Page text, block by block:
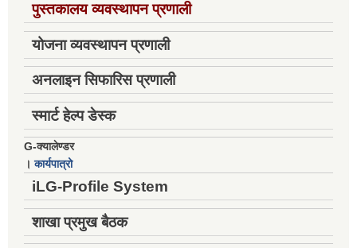
पुस्तकालय व्यवस्थापन प्रणाली
योजना व्यवस्थापन प्रणाली
अनलाइन सिफारिस प्रणाली
स्मार्ट हेल्प डेस्क
G-क्यालेण्डर
।कार्यपात्रो
iLG-Profile System
शाखा प्रमुख बैठक